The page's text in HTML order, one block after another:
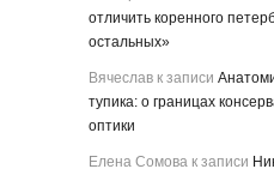
отличить коренного
остальных»
Вячеслав к записи
тупика: о границах
оптики
Елена Сомова к записи